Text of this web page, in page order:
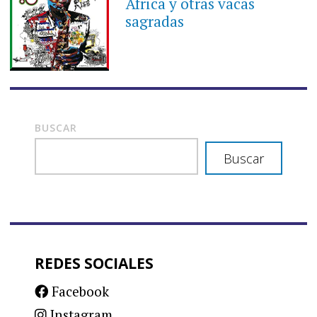
sagradas
BUSCAR
Buscar
REDES SOCIALES
Facebook